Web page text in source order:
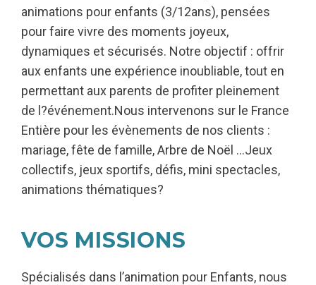
animations pour enfants (3/12ans), pensées
pour faire vivre des moments joyeux,
dynamiques et sécurisés. Notre objectif : offrir
aux enfants une expérience inoubliable, tout en
permettant aux parents de profiter pleinement
de l?événement.Nous intervenons sur le France
Entière pour les évènements de nos clients :
mariage, fête de famille, Arbre de Noël …Jeux
collectifs, jeux sportifs, défis, mini spectacles,
animations thématiques?
VOS MISSIONS
Spécialisés dans l’animation pour Enfants, nous